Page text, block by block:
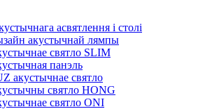
асвятлення і столі
акустычнай лямпы
святло SLIM
панэль
акустычнае святло
святло HONG
святло ONI